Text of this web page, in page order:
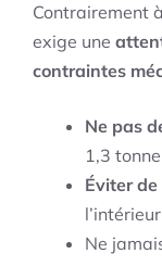
Contrairement
exige une
contraintes
Ne pas
1,3
Éviter
Ne